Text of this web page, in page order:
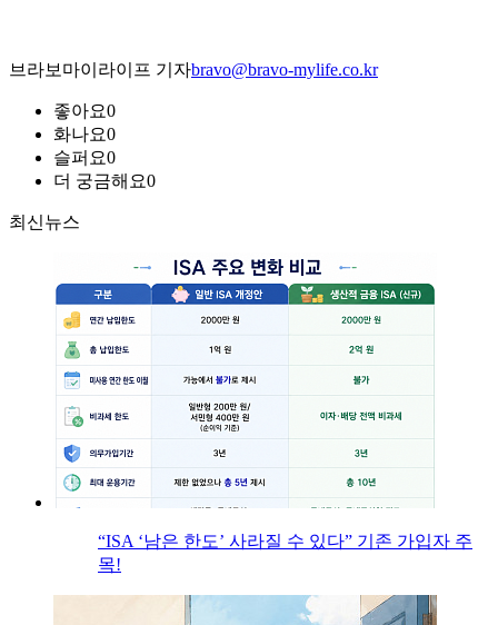
브라보마이라이프 기자bravo@bravo-mylife.co.kr
좋아요0
화나요0
슬퍼요0
더 궁금해요0
최신뉴스
“ISA ‘남은 한도’ 사라질 수 있다” 기존 가입자 주
목!